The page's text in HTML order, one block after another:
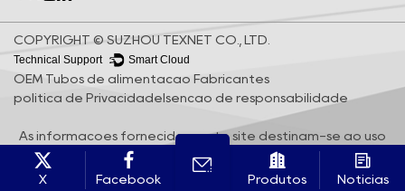
COPYRIGHT © SUZHOU TEXNET CO., LTD.
Technical Support ： Smart Cloud
OEM Tubos de alimentação Fabricantes
política de Privacidade Isenção de responsabilidade
As informações fornecidas neste site destinam-se ao uso
apenas em países e jurisdições fora da República Popular
da China.
X Facebook Produtos Notícias